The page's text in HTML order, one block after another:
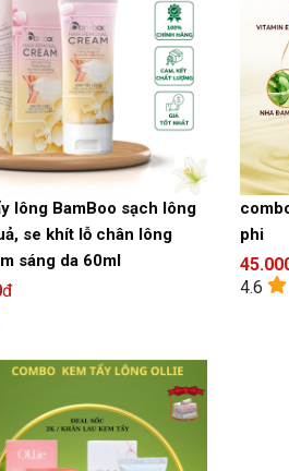
lông BamBoo sạch lông
se khít lỗ chân lông
sáng da 60ml
đ
phi
4.6